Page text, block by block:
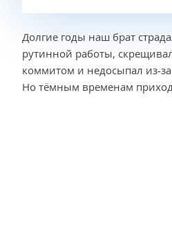
Долгие годы наш брат
рутинной работы,
коммитом и недосыпал из-
Но тёмным временам